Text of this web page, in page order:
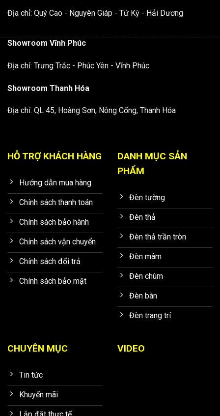
Địa chỉ: Quý Cao - Nguyên Giáp - Tứ Kỳ - Hải Dương
Showroom Vĩnh Phúc
Địa chỉ: Trưng Trắc - Phúc Yên - Vĩnh Phúc
Showroom Thanh Hóa
Địa chỉ: QL 45, Hoàng Sơn, Nông Cống, Thanh Hóa
HỖ TRỢ KHÁCH HÀNG
Hướng dẫn mua hàng
Chính sách thanh toán
Chính sách bảo hành
Chính sách vận chuyển
Chính sách đổi trả
Chính sách bảo mật
DANH MỤC SẢN
PHẨM
Đèn tường
Đèn thả
Đèn thả trần tròn
Đèn mâm
Đèn chùm
Đèn bàn
Đèn trang trí
CHUYÊN MỤC
Tin tức
Khuyến mãi
Lắp đặt thực tế
VIDEO